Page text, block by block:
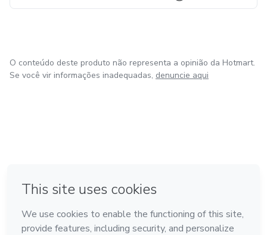
O conteúdo deste produto não representa a opinião da Hotmart.
Se você vir informações inadequadas, denuncie aqui
Feito com ❤ em Bogotá